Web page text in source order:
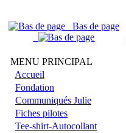
Bas de page
MENU PRINCIPAL
Accueil
Fondation
Communiqués Julie
Fiches pilotes
Tee-shirt-Autocollant